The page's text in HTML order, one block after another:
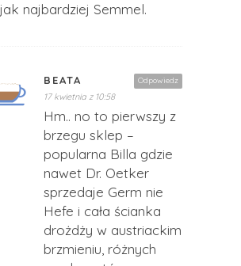
jak najbardziej Semmel.
Odpowiedz
BEATA
17 kwietnia z 10:58
Hm.. no to pierwszy z
brzegu sklep –
popularna Billa gdzie
nawet Dr. Oetker
sprzedaje Germ nie
Hefe i cała ścianka
drożdży w austriackim
brzmieniu, różnych